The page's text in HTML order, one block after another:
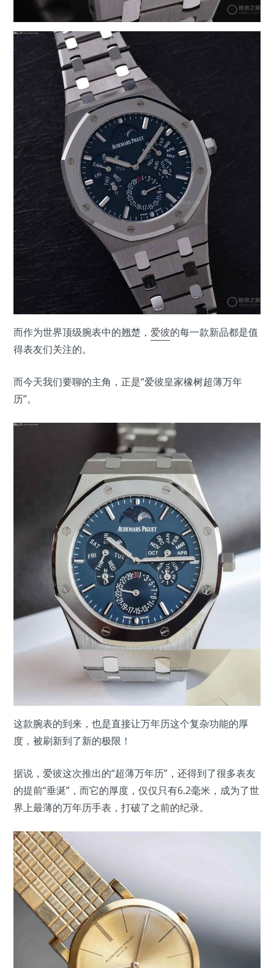
而作为世界顶级腕表中的翘楚， 爱彼的每一款新品都是值
得表友们关注的。
而今天我们要聊的主角，正是“爱彼皇家橡树超薄万年
历”。
这款腕表的到来，也是直接让万年历这个复杂功能的厚
度，被刷新到了新的极限！
据说，爱彼这次推出的“超薄万年历”，还得到了很多表友
的提前“垂涎”，而它的厚度，仅仅只有6.2毫米，成为了世
界上最薄的万年历手表，打破了之前的纪录。